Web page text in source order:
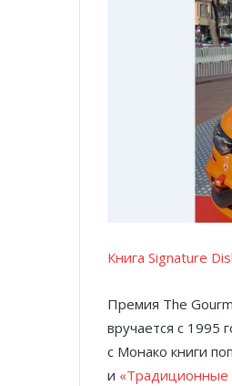
Книга Signature
Премия The
вручается с 1995
с Монако книги
и «Традиционные